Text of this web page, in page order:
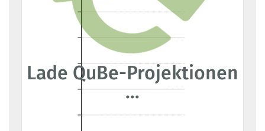
Lade QuBe-Projektionen
...